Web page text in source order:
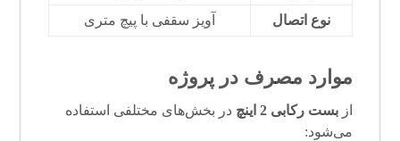
نوع اتصال آویز سقفی با پیچ متری
موارد مصرف در پروژه
ازبست رکابی 2 اینچ
در بخش‌های مختلفی استفاده
می‌شود: